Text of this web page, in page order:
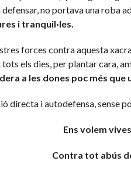
no portava una roba
i tranquil·les.
forces contra aquesta
els dies, per plantar cara,
a les dones poc més que
directa i autodefensa, sense
Ens volem
Contra tot abús